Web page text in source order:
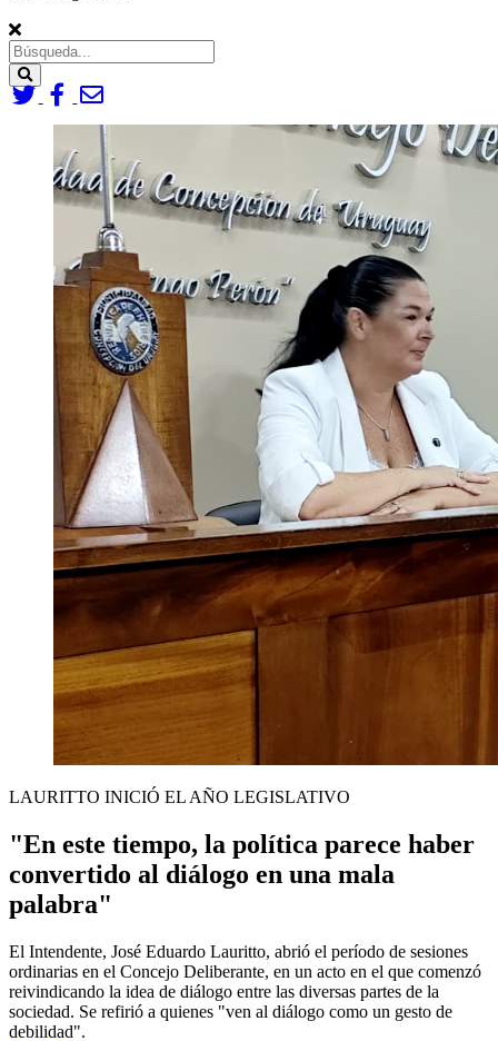
Search
LAURITTO INICIÓ EL AÑO LEGISLATIVO
"En este tiempo, la política parece haber
convertido al diálogo en una mala
palabra"
El Intendente, José Eduardo Lauritto, abrió el período de sesiones
ordinarias en el Concejo Deliberante, en un acto en el que comenzó
reivindicando la idea de diálogo entre las diversas partes de la
sociedad. Se refirió a quienes "ven al diálogo como un gesto de
debilidad".